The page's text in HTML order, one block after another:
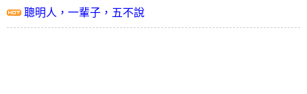
聰明人，一輩子，五不說